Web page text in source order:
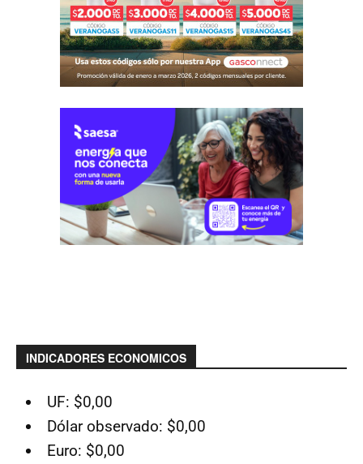
INDICADORES ECONOMICOS
UF: $0,00
Dólar observado: $0,00
Euro: $0,00